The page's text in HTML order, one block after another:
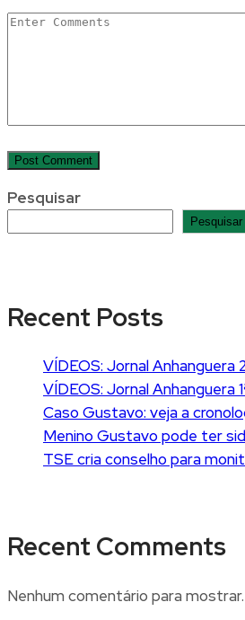
Pesquisar
Pesquisar
Recent Posts
VÍDEOS: Jornal
VÍDEOS: Jornal
Caso Gustavo: veja a
Menino Gustavo pode ter
TSE cria conselho para
Recent Comments
Nenhum comentário para mostrar.